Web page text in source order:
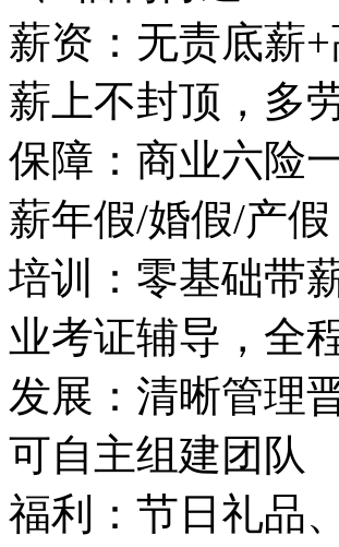
薪资：无责底薪
薪上不封顶，多
保障：商业六险
薪年假/婚假/产假
培训：零基础带
业考证辅导，全
发展：清晰管
可自主组建团队
福利：节日礼品